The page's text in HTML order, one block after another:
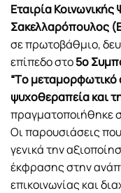
Εταιρία Κοινωνικής
Σακελλαρόπουλος
σε πρωτοβάθμιο,
επίπεδο στο5ο
“Tο μεταμορφωτικό
ψυχοθεραπεία και
πραγματοποιήθηκε
Οι παρουσιάσεις
γενικά την
έκφρασης στην
επικοινωνίας και